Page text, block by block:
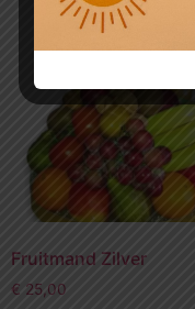
Fruitmand Zilver
€ 25,00